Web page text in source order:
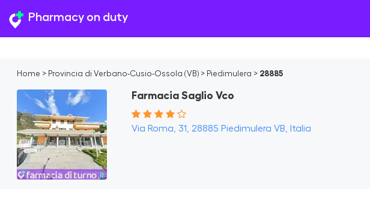
Pharmacy on duty
Home > Provincia di Verbano-Cusio-Ossola (VB) > Piedimulera > 28885
Farmacia Saglio Vco
Via Roma, 31, 28885 Piedimulera VB, Italia